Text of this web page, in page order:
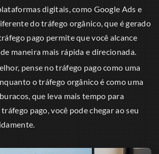
digitais, como Google Ads e
do tráfego orgânico, que é gerado
pago permite que você alcance
maneira mais rápida e direcionada.
pense no tráfego pago como uma
o tráfego orgânico é como uma
que leva mais tempo para
pago, você pode chegar ao seu